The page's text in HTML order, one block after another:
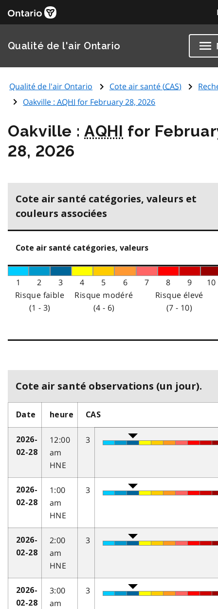
Qualité de l'air Ontario
Qualité de l'air Ontario Cote air santé (CAS)
Oakville :AQHI for February 28, 2026
Oakville :AQHI for
28, 2026
Cote air santé catégories, valeurs et
couleurs associées
Cote air santé catégories, valeurs
1 2 3 4 5 6 7 8 9
10
Risque faible
(1 - 3)
Risque modéré
(4 - 6)
Risque élevé
(7 - 10)
Cote air santé observations (un jour).
Date heure CAS
2026-
02-28
12:00
am
HNE
3
2026-
02-28
1:00
am
HNE
3
2026-
02-28
2:00
am
HNE
3
2026-
02-28
3:00
am
3